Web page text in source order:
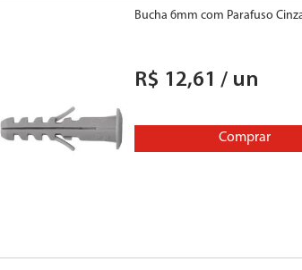
Bucha 6mm com Parafuso
R$ 12,61 / un
Comprar